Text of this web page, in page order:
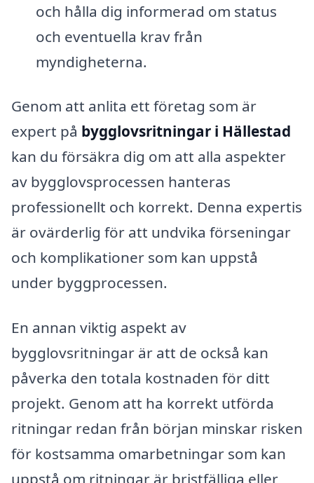
och hålla dig informerad om status
och eventuella krav från
myndigheterna.
Genom att anlita ett företag som är
expert på bygglovsritningar i Hällestad
kan du försäkra dig om att alla aspekter
av bygglovsprocessen hanteras
professionellt och korrekt. Denna expertis
är ovärderlig för att undvika förseningar
och komplikationer som kan uppstå
under byggprocessen.
En annan viktig aspekt av
bygglovsritningar är att de också kan
påverka den totala kostnaden för ditt
projekt. Genom att ha korrekt utförda
ritningar redan från början minskar risken
för kostsamma omarbetningar som kan
uppstå om ritningar är bristfälliga eller